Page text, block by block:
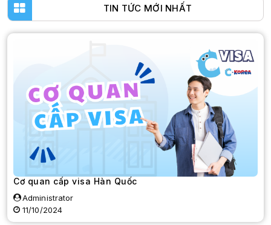
TIN TỨC MỚI NHẤT
Cơ quan cấp visa Hàn Quốc
Administrator
11/10/2024